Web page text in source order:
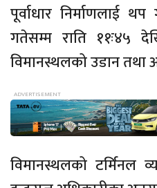
पूर्वाधार निर्माणलाई
गतेसम्म राति ११ः४५
विमानस्थलको उडान
विमानस्थलको टर्मिनल